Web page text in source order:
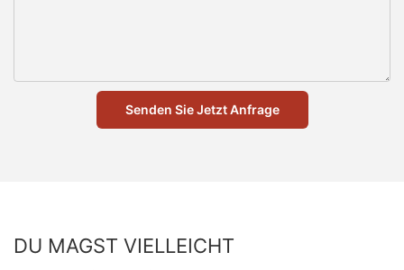
Senden Sie Jetzt Anfrage
DU MAGST VIELLEICHT